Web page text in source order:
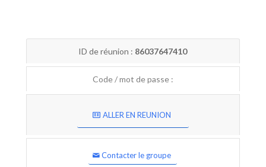
ID de réunion : 86037647410
Code / mot de passe :
ALLER EN REUNION
Contacter le groupe